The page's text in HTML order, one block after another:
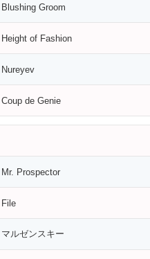
Blushing Groom
Height of Fashion
Nureyev
Coup de Genie
Mr. Prospector
File
マルゼンスキー